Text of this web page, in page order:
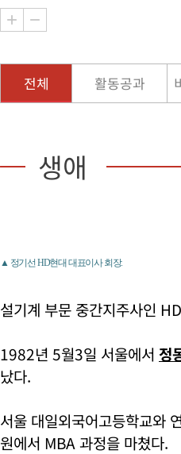
전체 활동공과
생애
▲ 정기선 HD현대 대표이사 회장.
설기계 부문 중간지주사인
1982년 5월3일 서울에서 정
났다.
서울 대일외국어고등학교와
원에서 MBA 과정을 마쳤다.